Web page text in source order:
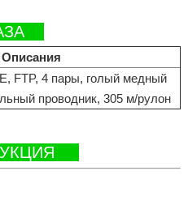
Описания
FTP, 4 пары, голый медный
проводник, 305 м/рулон